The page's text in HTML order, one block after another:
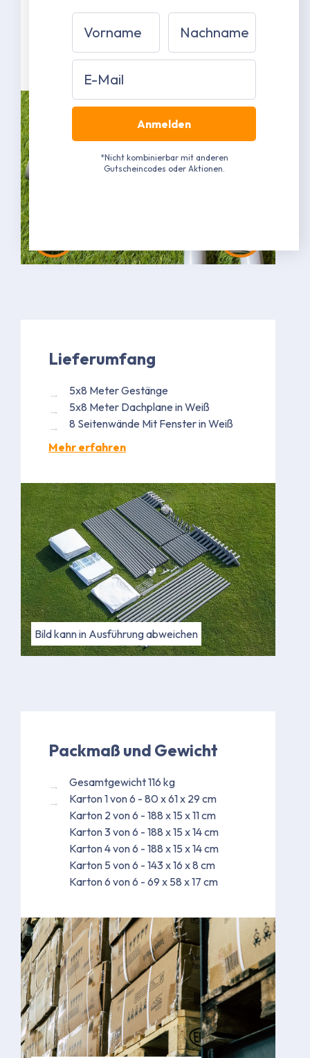
Grau pulverbeschichtet RAL 7040
(Näherungswert)
Mehr erfahren
Lieferumfang
5x8 Meter Gestänge
5x8 Meter Dachplane in Weiß
8 Seitenwände Mit Fenster in Weiß
Mehr erfahren
Bild kann in Ausführung abweichen
Packmaß und Gewicht
Gesamtgewicht 116 kg
Karton 1 von 6 - 80 x 61 x 29 cm
Karton 2 von 6 - 188 x 15 x 11 cm
Karton 3 von 6 - 188 x 15 x 14 cm
Karton 4 von 6 - 188 x 15 x 14 cm
Karton 5 von 6 - 143 x 16 x 8 cm
Karton 6 von 6 - 69 x 58 x 17 cm
Vorname Nachname
Email
Anmelden
*Nicht kombinierbar mit anderen
Gutscheincodes oder Aktionen.